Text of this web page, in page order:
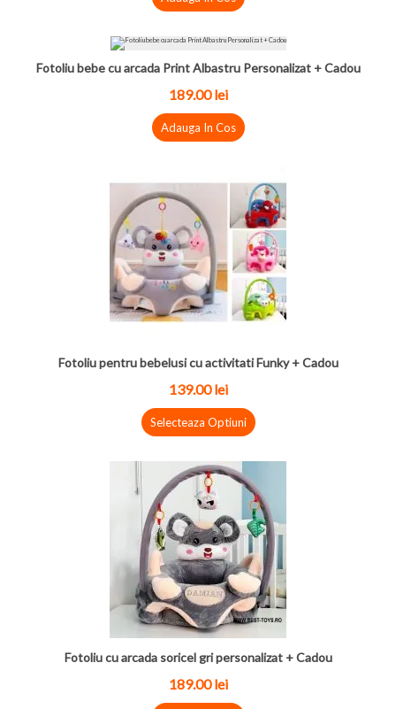
Fotoliu bebe cu arcada Print Albastru Personalizat + Cadou
189.00 lei
Adauga In Cos
Fotoliu pentru bebelusi cu activitati Funky + Cadou
139.00 lei
Selecteaza Optiuni
Fotoliu cu arcada soricel gri personalizat + Cadou
189.00 lei